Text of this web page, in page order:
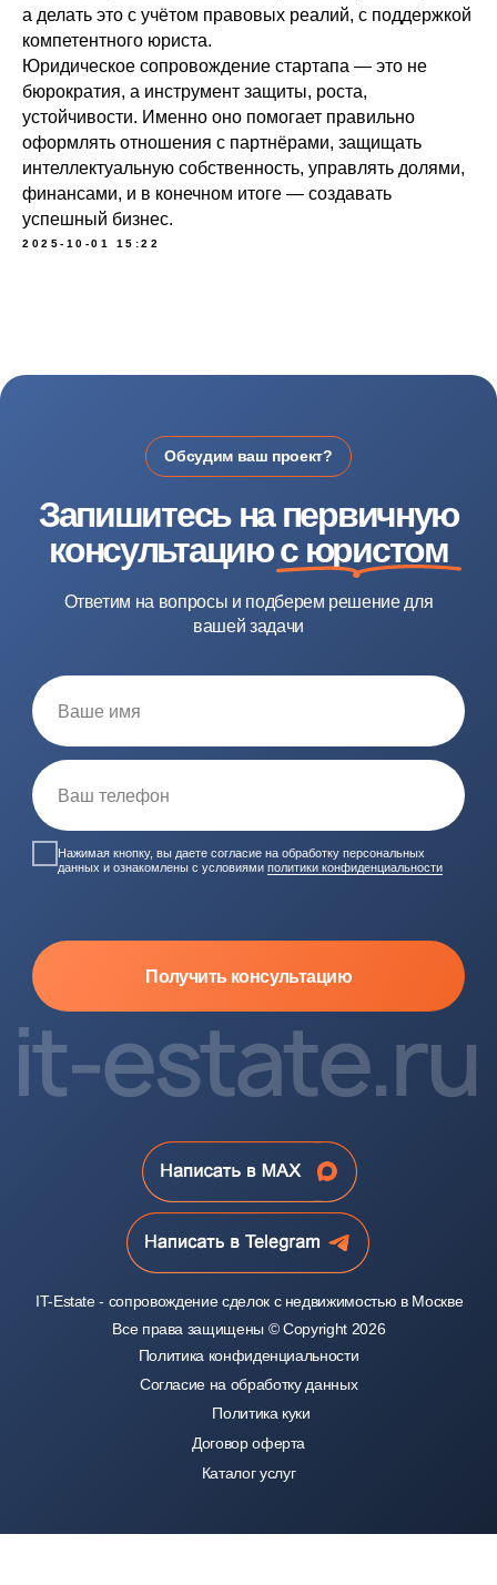
а делать это с учётом правовых реалий, с поддержкой
компетентного юриста.
Юридическое сопровождение стартапа — это не
бюрократия, а инструмент защиты, роста,
устойчивости. Именно оно помогает правильно
оформлять отношения с партнёрами, защищать
интеллектуальную собственность, управлять долями,
финансами, и в конечном итоге — создавать
успешный бизнес.
2025-10-01 15:22
Получить консультацию
Согласие на обработку данных
Каталог услуг